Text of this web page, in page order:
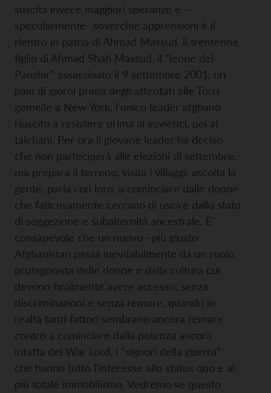
suscita invece maggiori speranze e –
specularmente- soverchie apprensioni è il
rientro in patria di Ahmad Massud, il trentenne
figlio di Ahmad Shah Massud, il “leone del
Panshir” assassinato il 9 settembre 2001, un
paio di giorni prima degli attentati alle Torri
gemelle a New York, l’unico leader afghano
riuscito a resistere prima ai sovietici, poi ai
talebani. Per ora il giovane leader ha deciso
che non parteciperà alle elezioni di settembre,
ma prepara il terreno, visita i villaggi, ascolta la
gente, parla con loro, a cominciare dalle donne
che faticosamente cercano di uscire dallo stato
di soggezione e subalternità ancestrale. E’
consapevole che un nuovo –più giusto-
Afghanistan passa inevitabilmente da un ruolo
protagonista delle donne e dalla cultura cui
devono finalmente avere accesso, senza
discriminazioni e senza remore, quando in
realtà tanti fattori sembrano ancora remare
contro a cominciare dalla potenza ancora
intatta dei War Lord, i “signori della guerra”
che hanno tutto l’interesse allo status quo e al
più totale immobilismo. Vedremo se questo